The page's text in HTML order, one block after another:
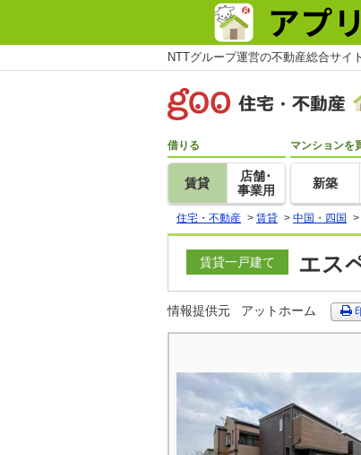
NTTグループ運営の不動産総合サイ
借りる
賃貸
店舗･
事業用
マンションを
新築
住宅・不動産 > 賃貸 > 中国・四国 >
賃貸一戸建て エス
情報提供元 アットホーム